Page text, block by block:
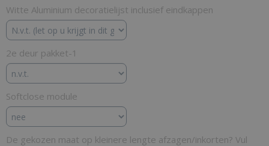
Witte Aluminium decoratielijst inclusief eindkappen
2e deur pakket-1
Softclose module
De gekozen maat op kleinere lengte afzagen/inkorten? Vul